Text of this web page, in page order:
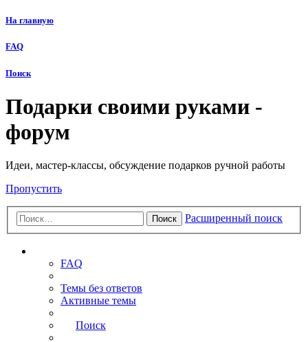
На главную
FAQ
Поиск
Подарки своими руками -
форум
Идеи, мастер-классы, обсуждение подарков ручной работы
Пропустить
Поиск Расширенный поиск
FAQ
Темы без ответов
Активные темы
Поиск